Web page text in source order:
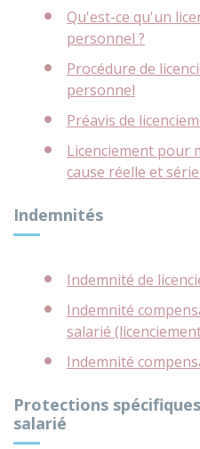
Qu'est-ce qu'un
personnel ?
Procédure de
personnel
Préavis de
Licenciement pour
cause réelle et
Indemnités
Indemnité de
Indemnité
salarié
Indemnité
Protections
salarié